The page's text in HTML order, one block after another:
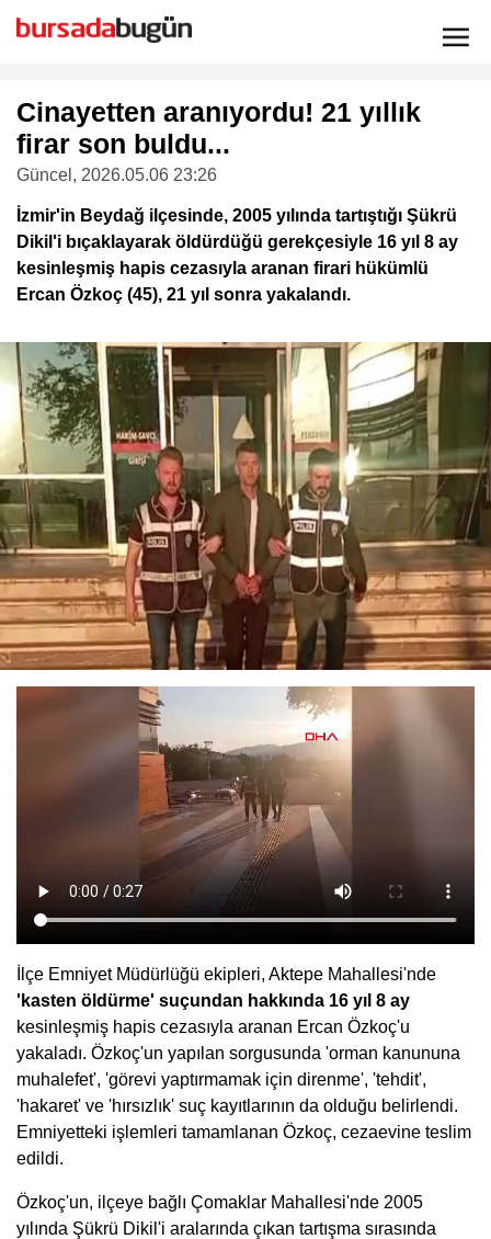
Cinayetten aranıyordu! 21 yıllık
firar son buldu...
Güncel , 2026.05.06 23:26
İzmir'in Beydağ ilçesinde, 2005 yılında tartıştığı Şükrü
Dikil'i bıçaklayarak öldürdüğü gerekçesiyle 16 yıl 8 ay
kesinleşmiş hapis cezasıyla aranan firari hükümlü
Ercan Özkoç (45), 21 yıl sonra yakalandı.
İlçe Emniyet Müdürlüğü ekipleri, Aktepe Mahallesi'nde
'kasten öldürme' suçundan hakkında 16 yıl 8 ay
kesinleşmiş hapis cezasıyla aranan Ercan Özkoç'u
yakaladı. Özkoç'un yapılan sorgusunda 'orman kanununa
muhalefet', 'görevi yaptırmamak için direnme', 'tehdit',
'hakaret' ve 'hırsızlık' suç kayıtlarının da olduğu belirlendi.
Emniyetteki işlemleri tamamlanan Özkoç, cezaevine teslim
edildi.
Özkoç'un, ilçeye bağlı Çomaklar Mahallesi'nde 2005
yılında Şükrü Dikil'i aralarında çıkan tartışma sırasında